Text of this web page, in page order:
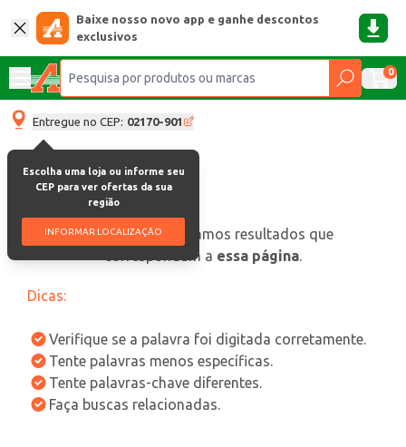
Baixe nosso novo app e ganhe descontos
exclusivos
0
Entregue no CEP: 02170-901
Escolha uma loja ou informe seu
CEP para ver ofertas da sua
região
INFORMAR LOCALIZAÇÃO
oops, não encontramos resultados que
correspondam a essa página.
Dicas:
Verifique se a palavra foi digitada corretamente.
Tente palavras menos específicas.
Tente palavras-chave diferentes.
Faça buscas relacionadas.